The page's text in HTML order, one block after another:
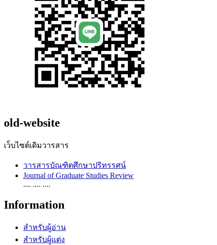
old-website
เว็บไซต์เดิมวารสาร
วารสารบัณฑิตศึกษาปริทรรศน์
Journal of Graduate Studies Review
.... .... ....
Information
สำหรับผู้อ่าน
สำหรับผู้แต่ง